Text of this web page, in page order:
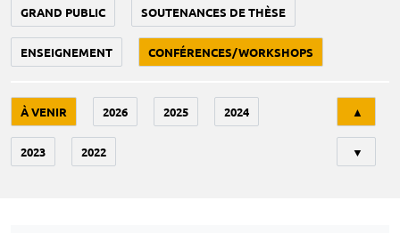
GRAND PUBLIC SOUTENANCES DE THÈSE
ENSEIGNEMENT CONFÉRENCES/WORKSHOPS
À VENIR 2026 2025 2024
2023 2022
▲
▼